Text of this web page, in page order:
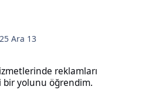
Ara 13
reklamları
yolunu öğrendim.